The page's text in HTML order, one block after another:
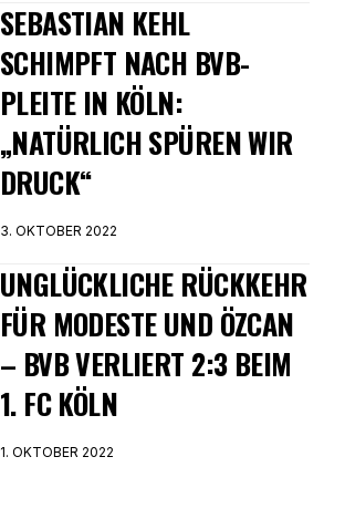
SEBASTIAN KEHL
SCHIMPFT NACH BVB-
PLEITE IN KÖLN:
„NATÜRLICH SPÜREN WIR
DRUCK“
3. OKTOBER 2022
UNGLÜCKLICHE RÜCKKEHR
FÜR MODESTE UND ÖZCAN
– BVB VERLIERT 2:3 BEIM
1. FC KÖLN
1. OKTOBER 2022